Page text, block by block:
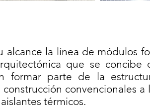
alcance la línea de módulos
que se concibe
formar parte de la
convencionales
térmicos.